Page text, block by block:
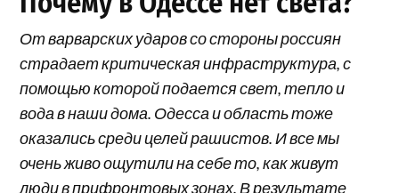
От варварских ударов со стороны россиян
страдает критическая инфраструктура, с
помощью которой подается свет, тепло и
вода в наши дома. Одесса и область тоже
оказались среди целей рашистов. И все мы
очень живо ощутили на себе то, как живут
люди в прифронтовых зонах. В результате